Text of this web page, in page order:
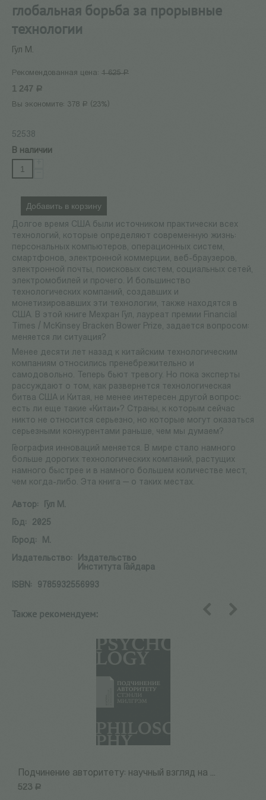
глобальная борьба за прорывные
технологии
Гул М.
Рекомендованная цена: 1 625 Р
1 247 Р
Вы экономите: 378 Р (23%)
52538
В наличии
Добавить в корзину
Долгое время США были источником практически всех
технологий, которые определяют современную жизнь:
персональных компьютеров, операционных систем,
смартфонов, электронной коммерции, веб-браузеров,
электронной почты, поисковых систем, социальных сетей,
электромобилей и прочего. И большинство
технологических компаний, создавших и
монетизировавших эти технологии, также находятся в
США. В этой книге Мехран Гул, лауреат премии Financial
Times / McKinsey Bracken Bower Prize, задается вопросом:
меняется ли ситуация?
Менее десяти лет назад к китайским технологическим
компаниям относились пренебрежительно и
самодовольно. Теперь бьют тревогу. Но пока эксперты
рассуждают о том, как развернется технологическая
битва США и Китая, не менее интересен другой вопрос:
есть ли еще такие «Китаи»? Страны, к которым сейчас
никто не относится серьезно, но которые могут оказаться
серьезными конкурентами раньше, чем мы думаем?
География инноваций меняется. В мире стало намного
больше дорогих технологических компаний, растущих
намного быстрее и в намного большем количестве мест,
чем когда-либо. Эта книга — о таких местах.
Автор:
Гул М.
Год:
2025
Город:
М.
Издательство:
Издательство
Института Гайдара
ISBN:
9785932556993
Также рекомендуем:
Подчинение авторитету: научный взгляд на ...
523 Р